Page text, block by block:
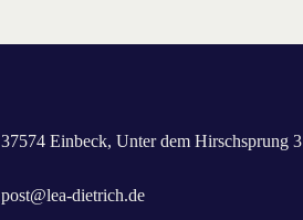
37574 Einbeck, Unter dem Hirschsprung 3
post@lea-dietrich.de